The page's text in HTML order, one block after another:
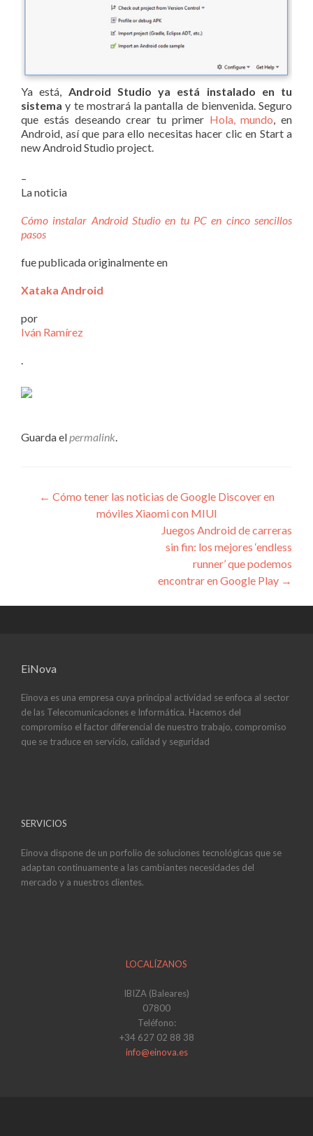
Ya está, Android Studio ya está instalado en tu
sistema y te mostrará la pantalla de bienvenida. Seguro
que estás deseando crear tu primer Hola, mundo , en
Android, así que para ello necesitas hacer clic en Start a
new Android Studio project.
–
La noticia
Cómo instalar Android Studio en tu PC en cinco sencillos
pasos
fue publicada originalmente en
Xataka Android
por
Iván Ramírez
Guarda el permalink
Navegación
← Cómo tener las noticias de Google Discover en
móviles Xiaomi con MIUI
Juegos Android de carreras
sin fin: los mejores ‘endless
runner’ que podemos
encontrar en Google Play →
EiNova
Einova es una empresa cuya principal actividad se enfoca al sector
de las Telecomunicaciones e Informática. Hacemos del
compromiso el factor diferencial de nuestro trabajo, compromiso
que se traduce en servicio, calidad y seguridad
SERVICIOS
Einova dispone de un porfolio de soluciones tecnológicas que se
adaptan continuamente a las cambiantes necesidades del
mercado y a nuestros clientes.
LOCALÍZANOS
IBIZA (Baleares)
07800
Teléfono:
+34 627 02 88 38
info@einova.es